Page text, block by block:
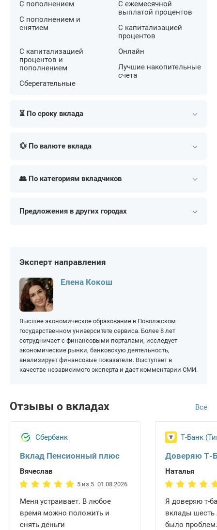
С пополнением
С пополнением и
снятием
С ежемесячной
выплатой процентов
С капитализацией
процентов
С капитализацией
процентов и
пополнением
Сберегательные
Онлайн
Лучшие накопительные
счета
⏳ По сроку вклада
Долгосрочные
На 3 месяца
На 3 года
До востребования
💱 По валюте вклада
В рублях
В евро
👥 По категориям вкладчиков
Для юридических лиц
Предложения в других городах
Екатеринбург
Казань
Новосибирск
Омск
Пермь
Ростов-на-Дону
Уфа
Челябинск
Эксперт направления
Елена Кокош
Высшее экономическое образование в Поволжском
государственном университете сервиса. Более 8 лет
сотрудничает с финансовыми порталами, исследует
экономические рынки, банковскую деятельность,
анализирует финансовые показатели. Выступает в
качестве независимого эксперта и дает комментарии СМИ.
Отзывы о вкладах Все
Сбербанк
Вклад Пенсионный плюс
Вячеслав
5 из 5 01.08.2026
Меня устраивает. В любое
время можно положить и
снять деньги
Т-Банк
Доверяю Т-
Наталья
Я доверяю т-
вклады шесть
было